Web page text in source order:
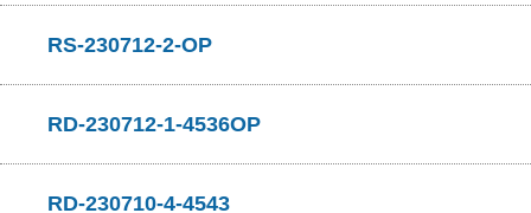
RS-230712-2-OP
RD-230712-1-4536OP
RD-230710-4-4543